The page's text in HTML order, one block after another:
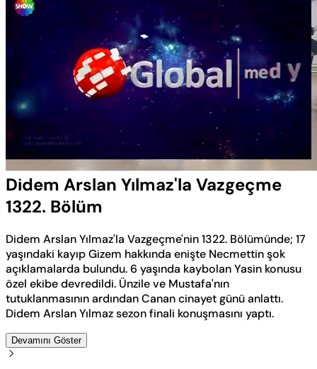
Sesi
Aç
Yüklendi
Hızı
Didem Arslan Yılmaz'la Vazgeçme
1322. Bölüm
Didem Arslan Yılmaz'la Vazgeçme'nin 1322. Bölümünde; 17
yaşındaki kayıp Gizem hakkında enişte Necmettin şok
açıklamalarda bulundu. 6 yaşında kaybolan Yasin konusu
özel ekibe devredildi. Ünzile ve Mustafa'nın
tutuklanmasının ardından Canan cinayet günü anlattı.
Didem Arslan Yılmaz sezon finali konuşmasını yaptı.
Devamını Göster